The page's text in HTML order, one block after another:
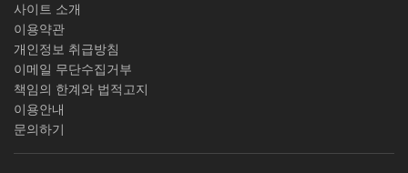
사이트 소개
이용약관
개인정보 취급방침
이메일 무단수집거부
책임의 한계와 법적고지
이용안내
문의하기